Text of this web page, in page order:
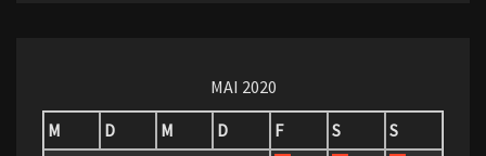
MAI 2020
M
D M D F S
S